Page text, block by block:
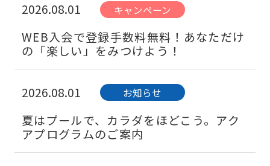
2026.08.01 キャンペーン
WEB入会で登録手数料無料！あなただけ
の「楽しい」をみつけよう！
2026.08.01 お知らせ
夏はプールで、カラダをほどこう。アク
アプログラムのご案内